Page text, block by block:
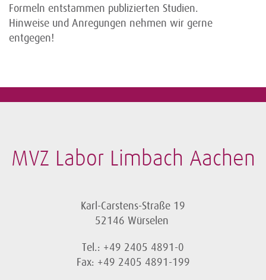
Formeln entstammen publizierten Studien.
Hinweise und Anregungen nehmen wir gerne
entgegen!
MVZ Labor Limbach Aachen
Karl-Carstens-Straße 19
52146 Würselen
Tel.: +49 2405 4891-0
Fax: +49 2405 4891-199